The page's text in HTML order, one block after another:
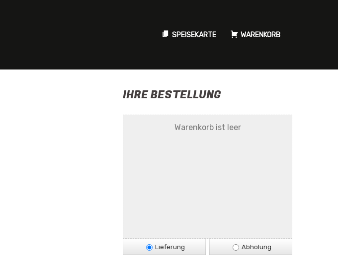
SPEISEKARTE WARENKORB
IHRE BESTELLUNG
Warenkorb ist leer
Lieferung Abholung